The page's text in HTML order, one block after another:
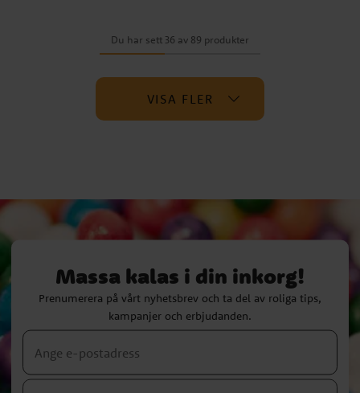
Du har sett 36 av 89 produkter
VISA FLER
Massa kalas i din inkorg!
Prenumerera på vårt nyhetsbrev och ta del av roliga tips,
kampanjer och erbjudanden.